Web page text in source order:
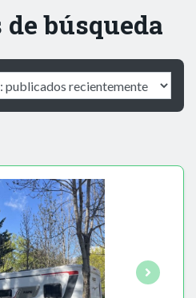
búsqueda